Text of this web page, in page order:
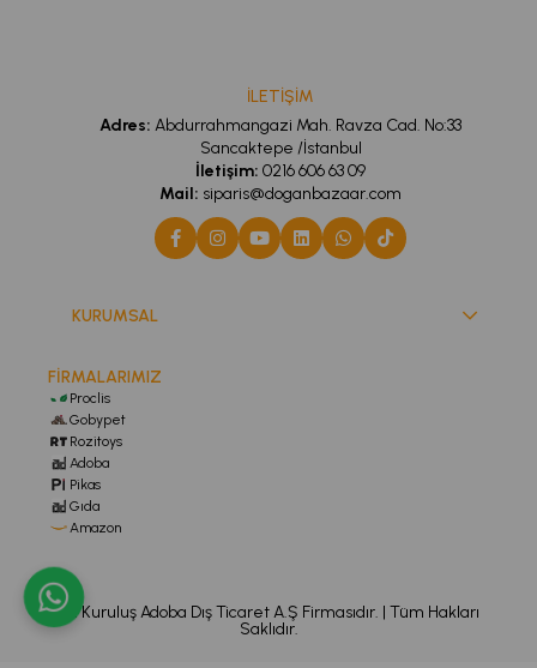
İLETİŞİM
Adres: Abdurrahmangazi Mah. Ravza Cad. No:33
Sancaktepe /İstanbul
İletişim: 0216 606 63 09
Mail: siparis@doganbazaar.com
KURUMSAL
FİRMALARIMIZ
Proclis
Gobypet
Rozitoys
Adoba
Pikas
Gıda
Amazon
Bu Kuruluş Adoba Dış Ticaret A.Ş Firmasıdır. | Tüm Hakları
Saklıdır.